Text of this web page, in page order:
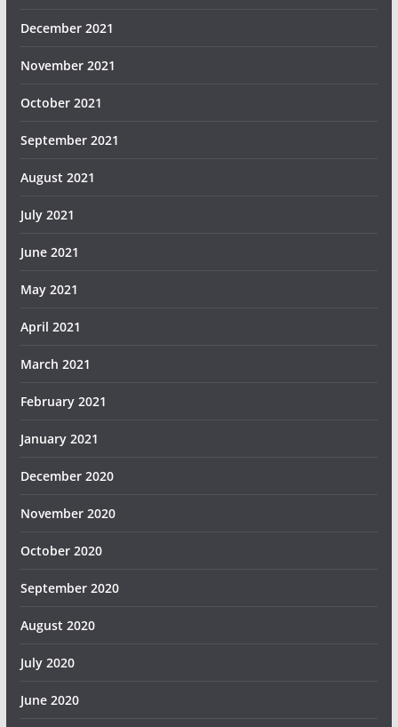
December 2021
November 2021
October 2021
September 2021
August 2021
July 2021
June 2021
May 2021
April 2021
March 2021
February 2021
January 2021
December 2020
November 2020
October 2020
September 2020
August 2020
July 2020
June 2020